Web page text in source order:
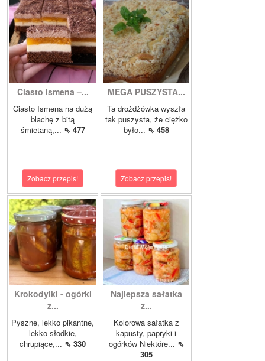
Ciasto Ismena –...
Ciasto Ismena na dużą
blachę z bitą
śmietaną,... ⇖ 477
Zobacz przepis!
MEGA PUSZYSTA...
Ta drożdżówka wyszła
tak puszysta, że ciężko
było... ⇖ 458
Zobacz przepis!
Krokodylki - ogórki
z...
Pyszne, lekko pikantne,
lekko słodkie,
chrupiące,... ⇖ 330
Najlepsza sałatka
z...
Kolorowa sałatka z
kapusty, papryki i
ogórków Niektóre... ⇖
305